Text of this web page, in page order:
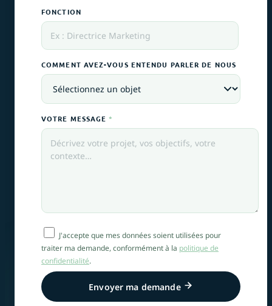
FONCTION
COMMENT AVEZ-VOUS ENTENDU PARLER DE NOUS
VOTRE MESSAGE*
J'accepte que mes données soient utilisées pour
traiter ma demande, conformément à la politique de
confidentialité.
Envoyer ma demande